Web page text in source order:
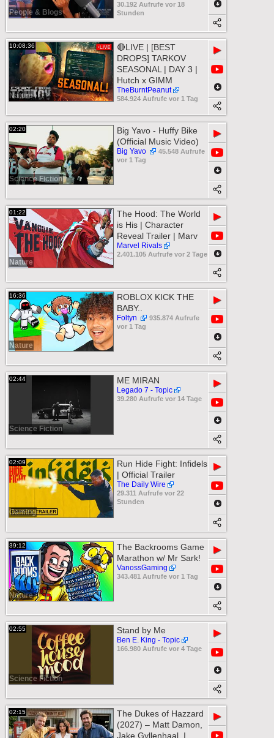
People & Blogs
30.192 Aufrufe vor 18
Stunden
10:08:36
Nature
🔴LIVE | [BEST
DROPS] TARKOV
SEASONAL | DAY 3 |
Hutch x GIMM
TheBurntPeanut
584.924 Aufrufe vor 1 Tag
▶
02:20
Science Fiction
Big Yavo - Huffy Bike
(Official Music Video)
Big Yavo
45.548 Aufrufe
vor 1 Tag
▶
01:22
Nature
The Hood: The World
is His | Character
Reveal Trailer | Marv
Marvel Rivals
2.401.105 Aufrufe vor 2 Tage
▶
16:36
Nature
ROBLOX KICK THE
BABY..
Foltyn
935.874 Aufrufe
vor 1 Tag
▶
02:44
Science Fiction
ME MIRAN
Legado 7 - Topic
39.280 Aufrufe vor 14 Tage
▶
02:09
Gaming
Run Hide Fight: Infidels
| Official Trailer
The Daily Wire
29.311 Aufrufe vor 22
Stunden
▶
39:12
Nature
The Backrooms Game
Marathon w/ Mr Sark!
VanossGaming
343.481 Aufrufe vor 1 Tag
▶
02:55
Science Fiction
Stand by Me
Ben E. King - Topic
166.980 Aufrufe vor 4 Tage
▶
02:15
The Dukes of Hazzard
(2027) – Matt Damon,
Jake Gyllenhaal, I
▶